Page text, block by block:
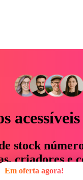
stock
criadores e
até
oferta agora!